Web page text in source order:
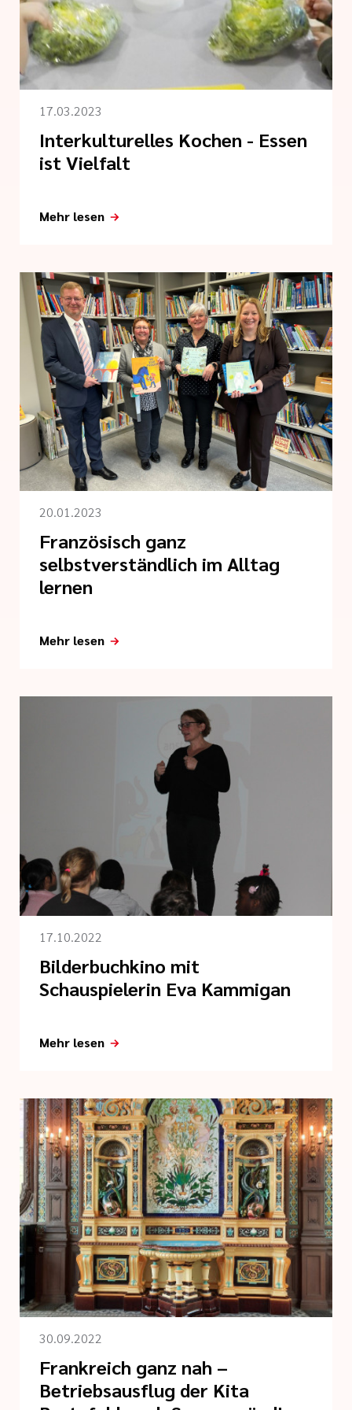
der cts
17.03.2023
Interkulturelles Kochen - Essen
ist Vielfalt
Mehr lesen
20.01.2023
Französisch ganz
selbstverständlich im Alltag
lernen
Mehr lesen
17.10.2022
Bilderbuchkino mit
Schauspielerin Eva Kammigan
Mehr lesen
30.09.2022
Frankreich ganz nah –
Betriebsausflug der Kita